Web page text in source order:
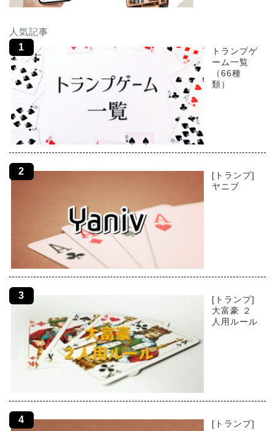
人気記事
トランプゲ
ーム一覧
（66種
類）
[トランプ]
ヤニブ
[トランプ]
大富豪 ２
人用ルール
[トランプ]